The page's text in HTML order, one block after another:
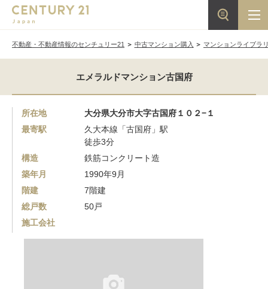
不動産・不動産情報のセンチュリー21 中古マンション購入 マンションライブラ
エメラルドマンション古国府
所在地
大分県大分市大字古国府１０２−１
最寄駅
久大本線「古国府」駅
徒歩3分
構造
鉄筋コンクリート造
築年月
1990年9月
階建
7階建
総戸数
50戸
施工会社